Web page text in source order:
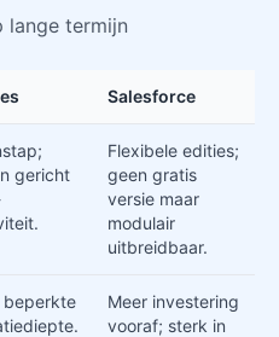
lange termijn
Salesforce
gericht
Flexibele edities;
geen gratis
versie maar
modulair
uitbreidbaar.
beperkte
Meer investering
vooraf; sterk in